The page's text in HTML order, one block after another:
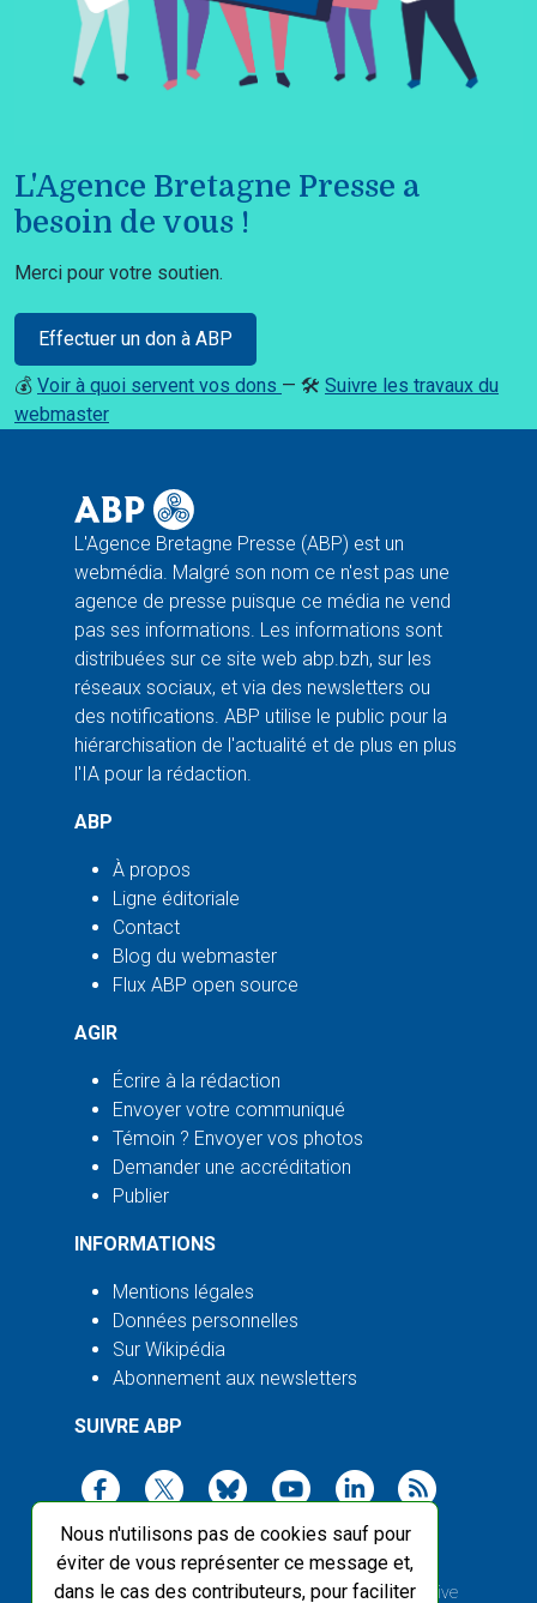
Nous n'utilisons pas de cookies sauf pour
éviter de vous représenter ce message et,
dans le cas des contributeurs, pour faciliter
L'Agence Bretagne Presse a
besoin de vous !
Merci pour votre soutien.
Effectuer un don à ABP
💰 Voir à quoi servent vos dons — 🛠️ Suivre les travaux du
webmaster
L'Agence Bretagne Presse (ABP) est un
webmédia. Malgré son nom ce n'est pas une
agence de presse puisque ce média ne vend
pas ses informations. Les informations sont
distribuées sur ce site web abp.bzh, sur les
réseaux sociaux, et via des newsletters ou
des notifications. ABP utilise le public pour la
hiérarchisation de l'actualité et de plus en plus
l'IA pour la rédaction.
ABP
À propos
Ligne éditoriale
Contact
Blog du webmaster
Flux ABP open source
AGIR
Écrire à la rédaction
Envoyer votre communiqué
Témoin ? Envoyer vos photos
Demander une accréditation
Publier
INFORMATIONS
Mentions légales
Données personnelles
Sur Wikipédia
Abonnement aux newsletters
SUIVRE ABP
2003-2026 ©Agence Bretagne Presse, sauf Creative